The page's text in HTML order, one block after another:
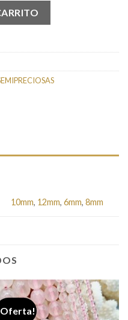
cantidad
10mm, 12mm,6mm,8mm